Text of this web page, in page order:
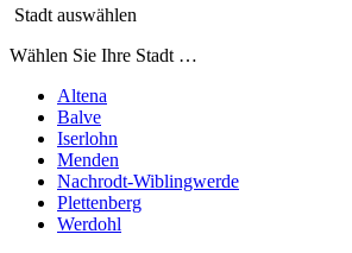
Stadt auswählen
Wählen Sie Ihre Stadt …
Altena
Balve
Iserlohn
Menden
Nachrodt-Wiblingwerde
Plettenberg
Werdohl